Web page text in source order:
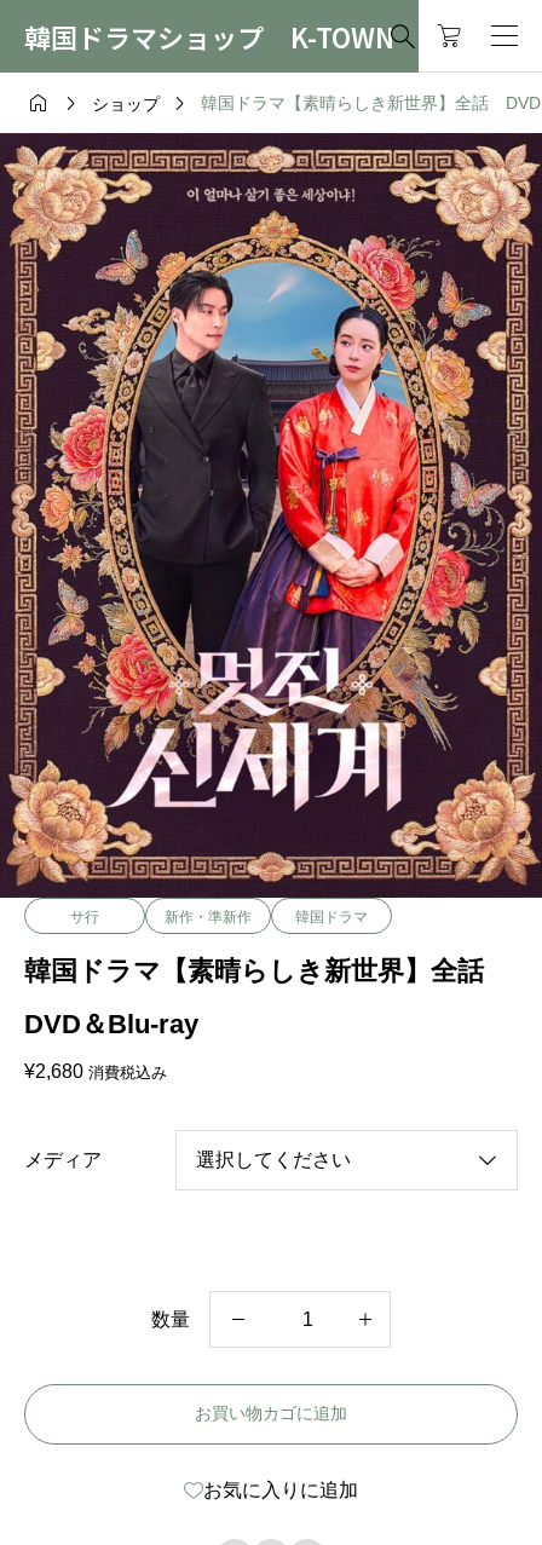
韓国ドラマショップ K-TOWN
  ショップ  韓国ドラマ【素晴らしき新世界】全話
サ行 新作・準新作 韓国ドラマ
韓国ドラマ【素晴らしき新世界】全話
DVD＆Blu-ray
¥2,680 消費税込み
メディア
数量
ド
マ
お買い物カゴに追加
お気に入りに追加